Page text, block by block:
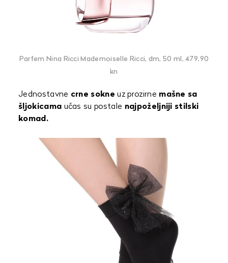
Parfem Nina Ricci Mademoiselle Ricci, dm, 50 ml, 479,90
kn
Jednostavne crne sokne uz prozirne mašne sa
šljokicama učas su postale najpoželjniji stilski
komad.